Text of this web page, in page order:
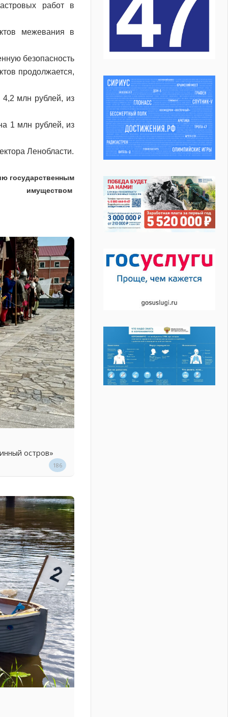
работ в
межевания в
безопасность
продолжается,
млн рублей, из
1 млн рублей, из
Ленобласти.
государственным
имуществом
остров»
186